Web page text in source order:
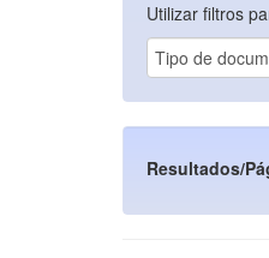
Utilizar filtros
Resultados/